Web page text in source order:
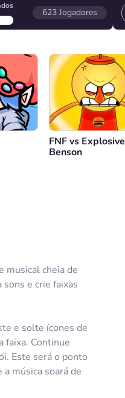
623 Jogadores
FNF vs Explosive
Benson
musical cheia de
e crie faixas
e solte ícones de
faixa. Continue
Este será o ponto
música soará de